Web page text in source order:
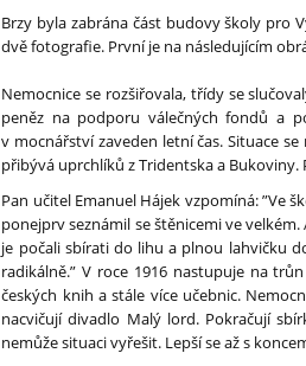
Brzy byla zabrána část budovy školy pro
dvě fotografie. První je na následujícím
Nemocnice se rozšiřovala, třídy se
peněz na podporu válečných fondů a
v mocnářství zaveden letní čas. Situace
přibývá uprchlíků z Tridentska a
Pan učitel Emanuel Hájek vzpomíná: ”Ve
ponejprv seznámil se štěnicemi ve
je počali sbírati do lihu a plnou lahvičku
radikálně.” V roce 1916 nastupuje na
českých knih a stále více učebnic.
nacvičují divadlo Malý lord. Pokračují
nemůže situaci vyřešit. Lepší se až s